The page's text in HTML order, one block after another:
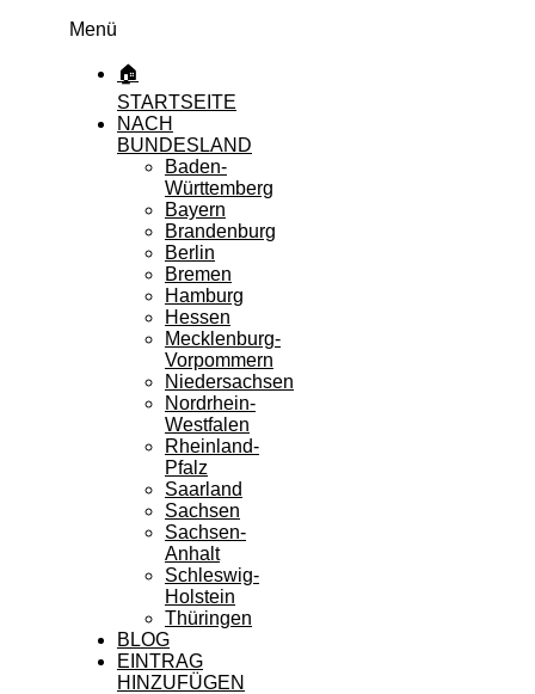
Menü
🏠
STARTSEITE
NACH
BUNDESLAND
Baden-
Württemberg
Bayern
Brandenburg
Berlin
Bremen
Hamburg
Hessen
Mecklenburg-
Vorpommern
Niedersachsen
Nordrhein-
Westfalen
Rheinland-
Pfalz
Saarland
Sachsen
Sachsen-
Anhalt
Schleswig-
Holstein
Thüringen
BLOG
EINTRAG
HINZUFÜGEN